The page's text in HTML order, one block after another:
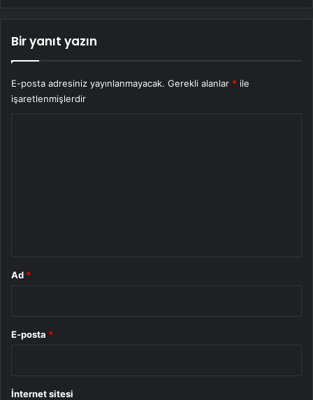
Bir yanıt yazın
E-posta adresiniz yayınlanmayacak. Gerekli alanlar * ile
işaretlenmişlerdir
Ad *
E-posta *
İnternet sitesi